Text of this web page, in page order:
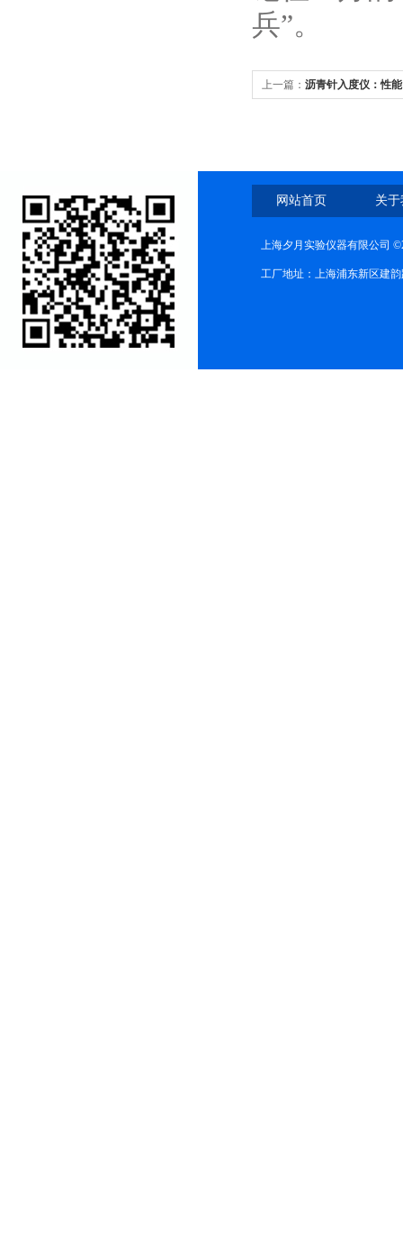
兵”。
上一篇： 沥青针入度仪：性
网站首页 关
上海夕月实验仪器有限公司
工厂地址：上海浦东新区建韵